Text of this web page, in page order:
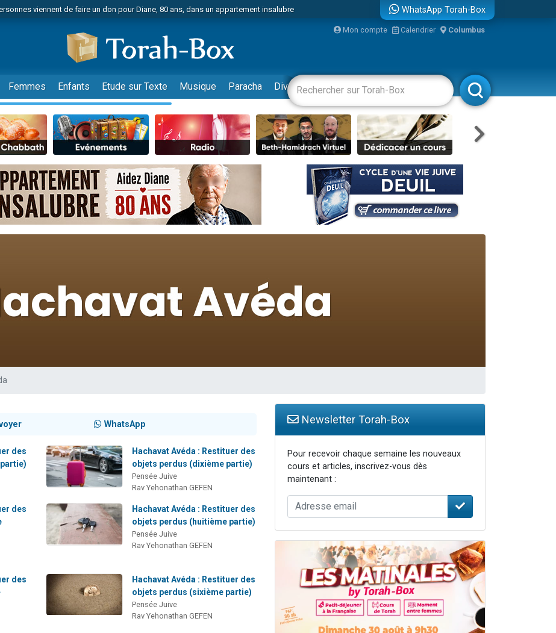
viennent de faire un don pour Diane, 80 ans, dans un appartement insalubre
viennent de nous rejoindre sur WhatsApp
viennent de faire un don pour Reloger Rivka, 6 enfants, victime de violences...
viennent de faire un don pour 1 Journée de Vacances Pour les Enfants
viennent de demander une bénédiction
viennent de nous rejoindre sur WhatsApp
49 places pour étudier en groupe sur Zoom
de donner son Maasser
viennent de nous rejoindre sur WhatsApp
viennent de nous rejoindre sur WhatsApp
de donner son Maasser
viennent de faire un don pour 5 jours de vacances aux Orphelins
49 places pour étudier en groupe sur Zoom
musiques dans Torah-Box Music
WhatsApp Torah-Box
Mon compte Calendrier Columbus
Femmes Enfants Etude sur Texte Musique Paracha Divertissements Livres Rabbanim
WhatsApp
des
Hachavat Avéda : Restituer des
objets perdus (dixième partie)
Pensée Juive
Rav Yehonathan GEFEN
des
Hachavat Avéda : Restituer des
objets perdus (huitième partie)
Pensée Juive
Rav Yehonathan GEFEN
des
Hachavat Avéda : Restituer des
objets perdus (sixième partie)
Pensée Juive
Rav Yehonathan GEFEN
Newsletter Torah-Box
Pour recevoir chaque semaine les nouveaux
cours et articles, inscrivez-vous dès
maintenant :